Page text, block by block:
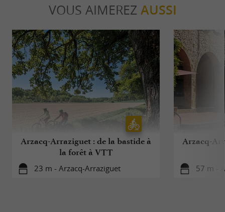
VOUS AIMEREZ AUSSI
Arzacq-Arraziguet : de la bastide à
la forêt à VTT
23 m - Arzacq-Arraziguet
Arzacq-
57 m -